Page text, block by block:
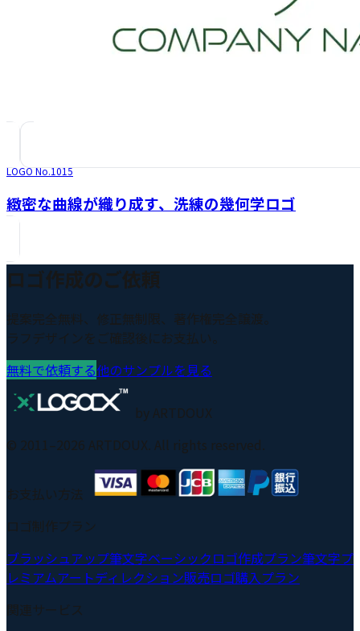
LOGO No.1015
緻密な曲線が織り成す、洗練の幾何学ロゴ
ロゴ作成のご依頼
提案完全無料、修正無制限、著作権完全譲渡。
ラフデザインをご確認後にお支払い。
無料で依頼する他のサンプルを見る
by ARTDOUX
© 2011–2026 ARTDOUX. All rights reserved.
お支払い方法
ロゴ制作プラン
ブラッシュアップ筆文字ベーシックロゴ作成プラン筆文字プ
レミアムアートディレクション販売ロゴ購入プラン
関連サービス